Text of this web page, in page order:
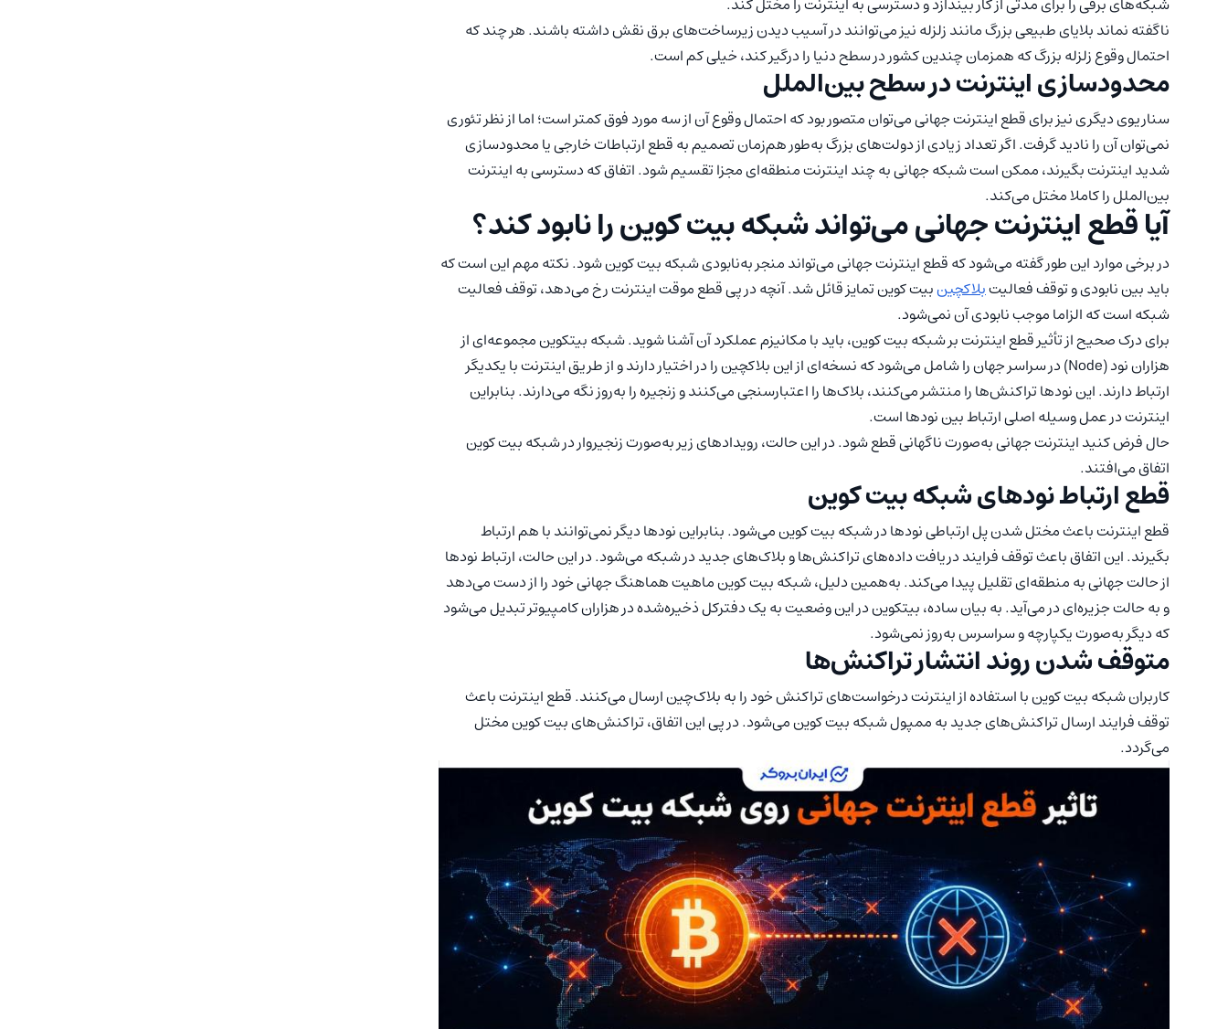
ناگفته نماند بلایای طبیعی بزرگ مانند زلزله نیز می‌توانند در آسیب دیدن زیرساخت‌های برق نقش داشته باشند. هر چند که
احتمال وقوع زلزله بزرگ که همزمان چندین کشور در سطح دنیا را درگیر کند، خیلی کم است.
محدودسازی اینترنت در سطح بین‌الملل
سناریوی دیگری نیز برای قطع اینترنت جهانی می‌توان متصور بود که احتمال وقوع آن از سه مورد فوق کمتر است؛ اما از نظر تئوری
نمی‌توان آن را نادید گرفت. اگر تعداد زیادی از دولت‌های بزرگ به‌طور هم‌زمان تصمیم به قطع ارتباطات خارجی یا محدودسازی
شدید اینترنت بگیرند، ممکن است شبکه جهانی به چند اینترنت منطقه‌ای مجزا تقسیم شود. اتفاق که دسترسی به اینترنت
بین‌الملل را کاملا مختل می‌کند.
آیا قطع اینترنت جهانی می‌تواند شبکه بیت کوین را نابود کند؟
در برخی موارد این طور گفته می‌شود که قطع اینترنت جهانی می‌تواند منجر به‌نابودی شبکه بیت کوین شود. نکته مهم این است که
باید بین نابودی و توقف فعالیتبلاکچینبیت کوین تمایز قائل شد. آنچه در پی قطع موقت اینترنت رخ می‌دهد، توقف فعالیت
شبکه است که الزاما موجب نابودی آن نمی‌شود.
برای درک صحیح از تأثیر قطع اینترنت بر شبکه بیت کوین، باید با مکانیزم عملکرد آن آشنا شوید. شبکه بیتکوین مجموعه‌ای از
هزاران نود (Node) در سراسر جهان را شامل می‌شود که نسخه‌ای از این بلاکچین را در اختیار دارند و از طریق اینترنت با یکدیگر
ارتباط دارند. این نودها تراکنش‌ها را منتشر می‌کنند، بلاک‌ها را اعتبارسنجی می‌کنند و زنجیره را به‌روز نگه می‌دارند. بنابراین
اینترنت در عمل وسیله اصلی ارتباط بین نودها است.
حال فرض کنید اینترنت جهانی به‌صورت ناگهانی قطع شود. در این حالت، رویدادهای زیر به‌صورت زنجیروار در شبکه بیت کوین
اتفاق می‌افتند.
قطع ارتباط نودهای شبکه بیت کوین
قطع اینترنت باعث مختل شدن پل ارتباطی نودها در شبکه بیت کوین می‌شود. بنابراین نودها دیگر نمی‌توانند با هم ارتباط
بگیرند. این اتفاق باعث توقف فرایند دریافت داده‌های تراکنش‌ها و بلاک‌های جدید در شبکه می‌شود. در این حالت، ارتباط نودها
از حالت جهانی به منطقه‌ای تقلیل پیدا می‌کند. به‌همین دلیل، شبکه بیت کوین ماهیت هماهنگ جهانی خود را از دست می‌دهد
و به حالت جزیره‌ای در می‌آید. به بیان ساده، بیتکوین در این وضعیت به یک دفترکل ذخیره‌شده در هزاران کامپیوتر تبدیل می‌شود
که دیگر به‌صورت یکپارچه و سراسرس به‌روز نمی‌شود.
متوقف شدن روند انتشار تراکنش‌ها
کاربران شبکه بیت کوین با استفاده از اینترنت درخواست‌های تراکنش خود را به بلاک‌چین ارسال می‌کنند. قطع اینترنت باعث
توقف فرایند ارسال تراکنش‌های جدید به ممپول شبکه بیت کوین می‌شود. در پی این اتفاق، تراکنش‌های بیت کوین مختل
می‌گردد.